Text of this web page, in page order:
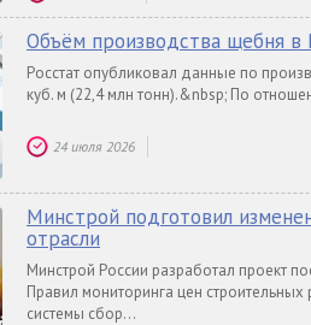
Объём производства щебня в
Росстат опубликовал данные по
куб. м (22,4 млн тонн).&nbsp; По
24 июля 2026
Минстрой подготовил
отрасли
Минстрой России разработал проект
Правил мониторинга цен
системы сбор...